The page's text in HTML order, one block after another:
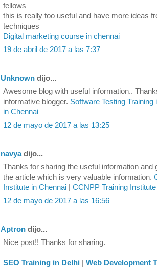
fellows
this is really too useful and have more ideas
techniques
Digital marketing course in chennai
19 de abril de 2017 a las 7:37
Unknown dijo...
Awesome blog with useful information..
informative blogger. Software Testing Training
in Chennai
12 de mayo de 2017 a las 13:25
navyadijo...
Thanks for sharing the useful information and
the article which is very valuable information.
Institute in Chennai
CCNPP Training
12 de mayo de 2017 a las 16:56
Aptron dijo...
Nice post!! Thanks for sharing.
SEO Training in Delhi
Web Development